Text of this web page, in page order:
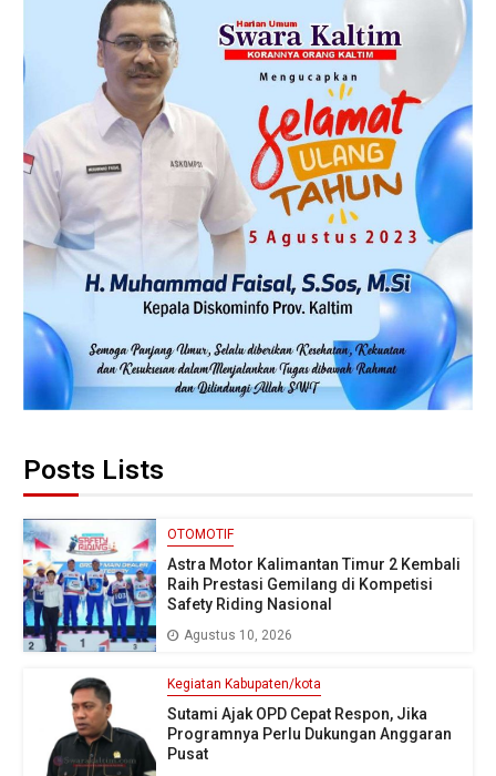
Posts Lists
OTOMOTIF
Astra Motor Kalimantan Timur 2 Kembali
Raih Prestasi Gemilang di Kompetisi
Safety Riding Nasional
Agustus 10, 2026
Kegiatan Kabupaten/kota
Sutami Ajak OPD Cepat Respon, Jika
Programnya Perlu Dukungan Anggaran
Pusat